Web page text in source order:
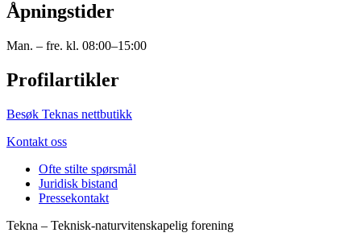
Åpningstider
Man. – fre. kl. 08:00–15:00
Profilartikler
Besøk Teknas nettbutikk
Kontakt oss
Ofte stilte spørsmål
Juridisk bistand
Pressekontakt
Tekna – Teknisk-naturvitenskapelig forening